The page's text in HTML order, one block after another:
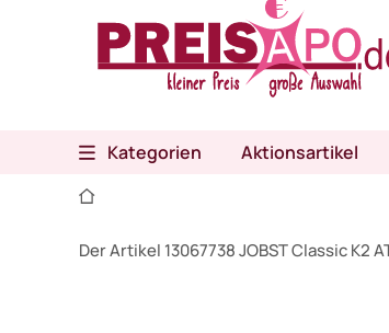
Kategorien Aktionsartikel
Der Artikel 13067738 JOBST Classic